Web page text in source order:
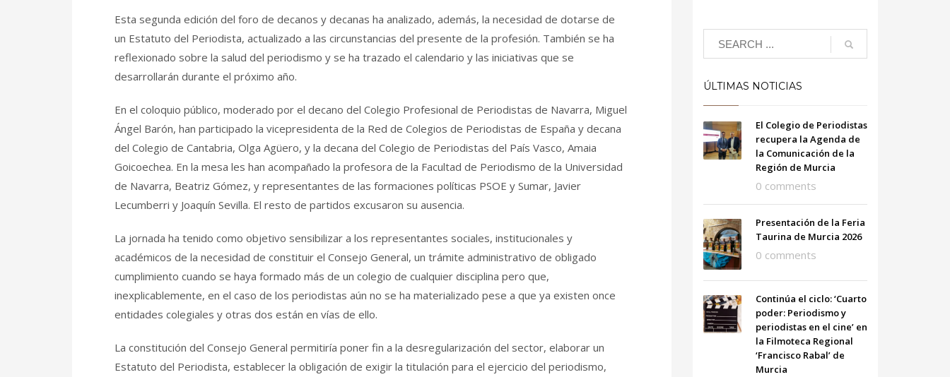
Esta segunda edición del foro de decanos y decanas ha analizado, además, la necesidad de dotarse de
un Estatuto del Periodista, actualizado a las circunstancias del presente de la profesión. También se ha
reflexionado sobre la salud del periodismo y se ha trazado el calendario y las iniciativas que se
desarrollarán durante el próximo año.
En el coloquio público, moderado por el decano del Colegio Profesional de Periodistas de Navarra, Miguel
Ángel Barón, han participado la vicepresidenta de la Red de Colegios de Periodistas de España y decana
del Colegio de Cantabria, Olga Agüero, y la decana del Colegio de Periodistas del País Vasco, Amaia
Goicoechea. En la mesa les han acompañado la profesora de la Facultad de Periodismo de la Universidad
de Navarra, Beatriz Gómez, y representantes de las formaciones políticas PSOE y Sumar, Javier
Lecumberri y Joaquín Sevilla. El resto de partidos excusaron su ausencia.
La jornada ha tenido como objetivo sensibilizar a los representantes sociales, institucionales y
académicos de la necesidad de constituir el Consejo General, un trámite administrativo de obligado
cumplimiento cuando se haya formado más de un colegio de cualquier disciplina pero que,
inexplicablemente, en el caso de los periodistas aún no se ha materializado pese a que ya existen once
entidades colegiales y otras dos están en vías de ello.
La constitución del Consejo General permitiría poner fin a la desregularización del sector, elaborar un
Estatuto del Periodista, establecer la obligación de exigir la titulación para el ejercicio del periodismo,
ÚLTIMAS NOTICIAS
El Colegio de Periodistas
recupera la Agenda de
la Comunicación de la
Región de Murcia
0 comments
Presentación de la Feria
Taurina de Murcia 2026
0 comments
Continúa el ciclo: ‘Cuarto
poder: Periodismo y
periodistas en el cine’ en
la Filmoteca Regional
‘Francisco Rabal’ de
Murcia